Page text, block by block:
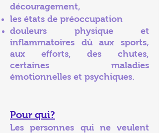
découragement,
les états de préoccupation
douleurs physique et
inflammatoires dû aux sports,
aux efforts, des chutes,
certaines maladies
émotionnelles et psychiques.
Pour qui?
Les personnes qui ne veulent